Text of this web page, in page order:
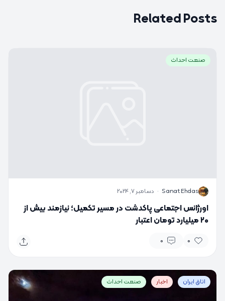
Related Posts
صنعت احداث
S
Sanat Ehdas
· دسامبر 7, 2024
اورژانس اجتماعی پاکدشت در مسیر تکمیل؛ نیازمند بیش از
۲۰ میلیارد تومان اعتبار
0
0
اتاق ایران اخبار صنعت احداث